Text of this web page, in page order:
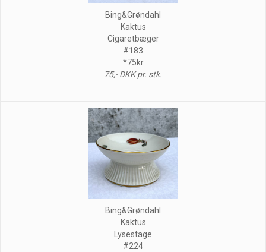
Bing&Grøndahl
Kaktus
Cigaretbæger
#183
*75kr
75,- DKK pr. stk.
Bing&Grøndahl
Kaktus
Lysestage
#224